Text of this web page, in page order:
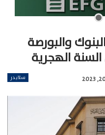
والبورصة
الهجرية
سلايدر